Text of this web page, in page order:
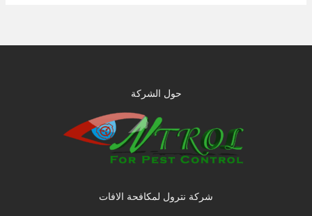
حول الشركة
شركة نترول لمكافحة الافات